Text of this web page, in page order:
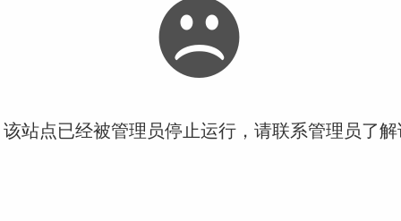
站点已经被管理员停止运行，请联系管理员了